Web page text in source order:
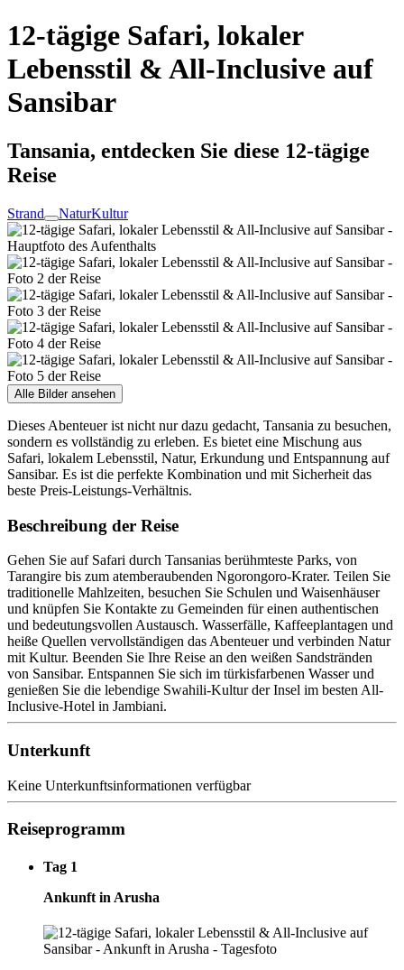
12-tägige Safari, lokaler
Lebensstil & All-Inclusive auf
Sansibar
Tansania, entdecken Sie diese 12-tägige
Reise
Strand NaturKultur
Alle Bilder ansehen
Dieses Abenteuer ist nicht nur dazu gedacht, Tansania zu besuchen,
sondern es vollständig zu erleben. Es bietet eine Mischung aus
Safari, lokalem Lebensstil, Natur, Erkundung und Entspannung auf
Sansibar. Es ist die perfekte Kombination und mit Sicherheit das
beste Preis-Leistungs-Verhältnis.
Beschreibung der Reise
Gehen Sie auf Safari durch Tansanias berühmteste Parks, von
Tarangire bis zum atemberaubenden Ngorongoro-Krater. Teilen Sie
traditionelle Mahlzeiten, besuchen Sie Schulen und Waisenhäuser
und knüpfen Sie Kontakte zu Gemeinden für einen authentischen
und bedeutungsvollen Austausch. Wasserfälle, Kaffeeplantagen und
heiße Quellen vervollständigen das Abenteuer und verbinden Natur
mit Kultur. Beenden Sie Ihre Reise an den weißen Sandstränden
von Sansibar. Entspannen Sie sich im türkisfarbenen Wasser und
genießen Sie die lebendige Swahili-Kultur der Insel im besten All-
Inclusive-Hotel in Jambiani.
Unterkunft
Keine Unterkunftsinformationen verfügbar
Reiseprogramm
Tag 1
Ankunft in Arusha